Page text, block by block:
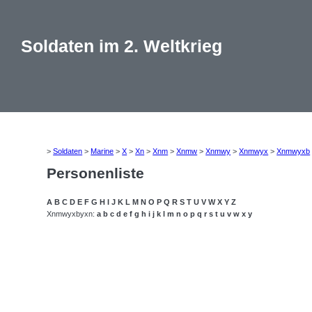
Soldaten im 2. Weltkrieg
>Soldaten >Marine >X >Xn >Xnm >Xnmw >Xnmwy >Xnmwyx >Xnmwyxb
Personenliste
A B C D E F G H I J K L M N O P Q R S T U V W X Y Z
Xnmwyxbyxn:a b c d e f g h i j k l m n o p q r s t u v w x y